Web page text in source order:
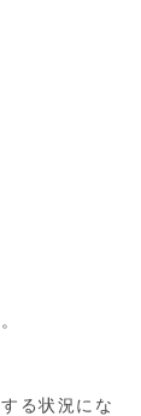
る状況にな